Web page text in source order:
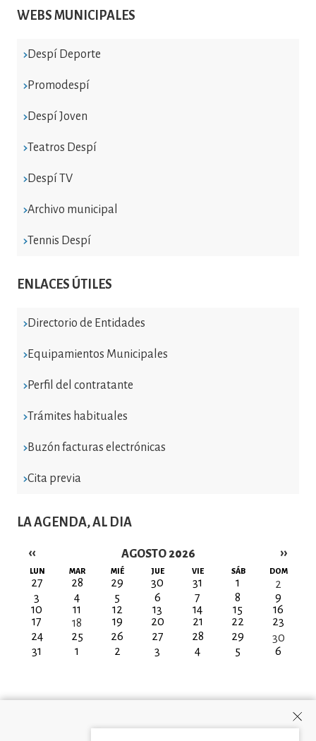
WEBS MUNICIPALES
Despí Deporte
Promodespí
Despí Joven
Teatros Despí
Despí TV
Archivo municipal
Tennis Despí
ENLACES ÚTILES
Directorio de Entidades
Equipamientos Municipales
Perfil del contratante
Trámites habituales
Buzón facturas electrónicas
Cita previa
LA AGENDA, AL DIA
AGOSTO 2026
Paginación
‹‹ ››
LUN MAR MIÉ JUE VIE SÁB DOM
27 28 29 30 31 1
2
3
4 5 6 7 8
9
10
11 12 13 14 15
16
17
18 19 20 21 22
23
24
25 26 27 28 29
30
31
1 2 3 4 5 6